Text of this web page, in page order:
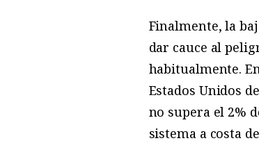
Finalmente, la
dar cauce al
habitualmente.
Estados Unidos
no supera el 2%
sistema a costa